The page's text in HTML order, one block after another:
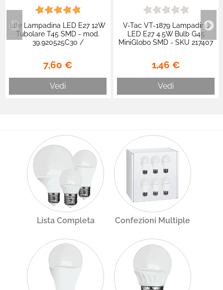
Life Lampadina LED E27 12W
Tubolare T45 SMD - mod.
39.920525C30 /
7,60 €
Vedi
V-Tac VT-1879 Lampadina
LED E27 4.5W Bulb G45
MiniGlobo SMD - SKU 217407
1,46 €
Vedi
Lista Completa Confezioni Multiple